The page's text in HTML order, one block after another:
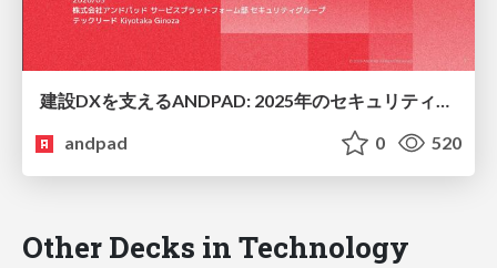
建設DXを支えるANDPAD: 2025年のセキュリティの取り組みと卒業したいセキュリティ
andpad
0 520
Other Decks in Technology